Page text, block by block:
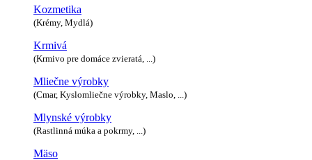
Kozmetika
(Krémy, Mydlá)
Krmivá
(Krmivo pre domáce zvieratá, ...)
Mliečne výrobky
(Cmar, Kyslomliečne výrobky, Maslo, ...)
Mlynské výrobky
(Rastlinná múka a pokrmy, ...)
Mäso